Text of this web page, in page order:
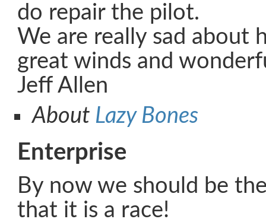
do repair the pilot.
We are really sad about
great winds and
Jeff Allen
About Lazy Bones
Enterprise
By now we should be
that it is a race!